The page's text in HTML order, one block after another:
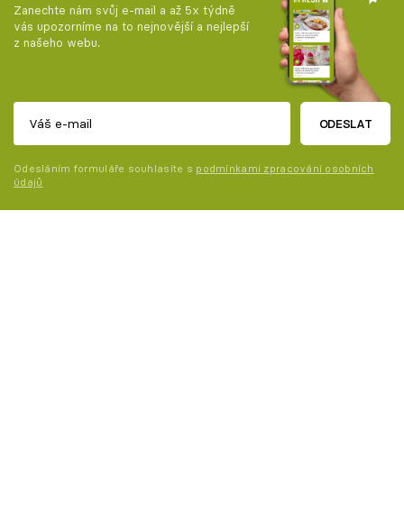
Zanechte nám svůj e-mail a až 5x týdně
vás upozorníme na to nejnovější a nejlepší
z našeho webu.
ODESLAT
Odesláním formuláře souhlasíte s podmínkami zpracování osobních
údajů